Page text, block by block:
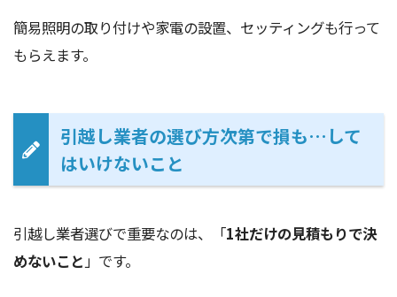
簡易照明の取り付けや家電の設置、セッティングも行って
もらえます。
引越し業者の選び方次第で損も…して
はいけないこと
引越し業者選びで重要なのは、「1社だけの見積もりで決
めないこと」です。